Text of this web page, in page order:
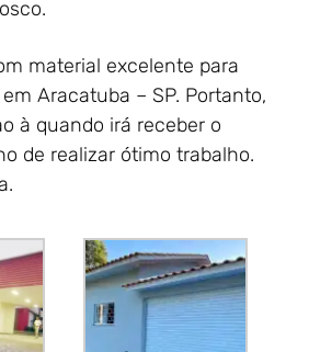
material excelente para
Aracatuba – SP. Portanto,
à quando irá receber o
de realizar ótimo trabalho.